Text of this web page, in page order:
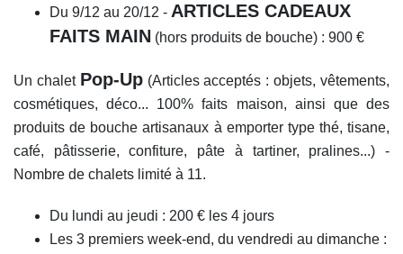
Du 9/12 au 20/12 - ARTICLES CADEAUX
FAITS MAIN (hors produits de bouche) : 900 €
Un chalet Pop-Up(Articles acceptés : objets, vêtements,
cosmétiques, déco... 100% faits maison, ainsi que des
produits de bouche artisanaux à emporter type thé, tisane,
café, pâtisserie, confiture, pâte à tartiner, pralines...) -
Nombre de chalets limité à 11.
Du lundi au jeudi : 200 € les 4 jours
Les 3 premiers week-end, du vendredi au dimanche :